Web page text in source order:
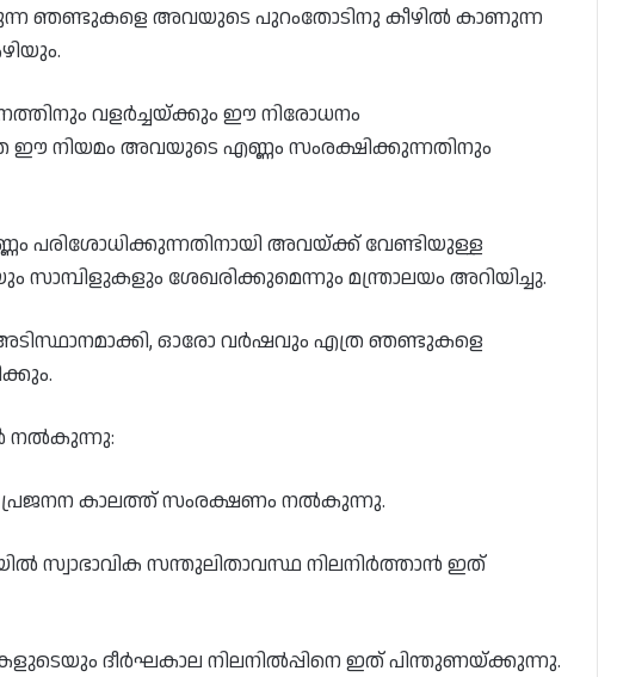
ഞണ്ടുകളെ അവയുടെ പുറംതോടിനു കീഴിൽ കാണുന്ന
വളർച്ചയ്ക്കും ഈ നിരോധനം
ഈ നിയമം അവയുടെ എണ്ണം സംരക്ഷിക്കുന്നതിനും
പരിശോധിക്കുന്നതിനായി അവയ്ക്ക് വേണ്ടിയുള്ള
സാമ്പിളുകളും ശേഖരിക്കുമെന്നും മന്ത്രാലയം അറിയിച്ചു.
ഓരോ വർഷവും എത്ര ഞണ്ടുകളെ
നൽകുന്നു:
പ്രജനന കാലത്ത് സംരക്ഷണം നൽകുന്നു.
സ്വാഭാവിക സന്തുലിതാവസ്ഥ നിലനിർത്താൻ ഇത്
ദീർഘകാല നിലനിൽപ്പിനെ ഇത് പിന്തുണയ്ക്കുന്നു.